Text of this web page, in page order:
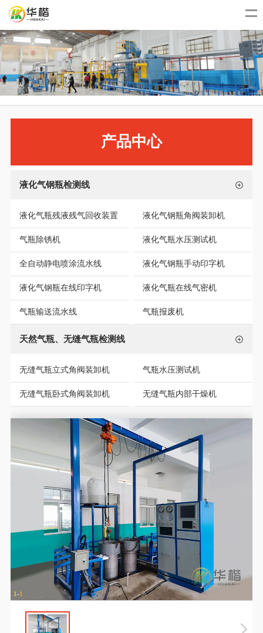
产品中心
液化气钢瓶检测线
液化气瓶残液残气回收装置 液化气钢瓶角阀装卸机
气瓶除锈机 液化气瓶水压测试机
全自动静电喷涂流水线 液化气钢瓶手动印字机
液化气钢瓶在线印字机 液化气瓶在线气密机
气瓶输送流水线 气瓶报废机
天然气瓶、无缝气瓶检测线
无缝气瓶立式角阀装卸机 气瓶水压测试机
无缝气瓶卧式角阀装卸机 无缝气瓶内部干燥机
1-1